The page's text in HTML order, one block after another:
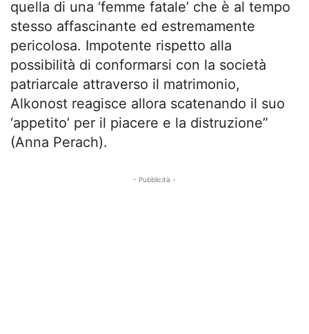
quella di una ‘femme fatale’ che è al tempo
stesso affascinante ed estremamente
pericolosa. Impotente rispetto alla
possibilità di conformarsi con la società
patriarcale attraverso il matrimonio,
Alkonost reagisce allora scatenando il suo
‘appetito’ per il piacere e la distruzione”
(Anna Perach).
- Pubblicità -